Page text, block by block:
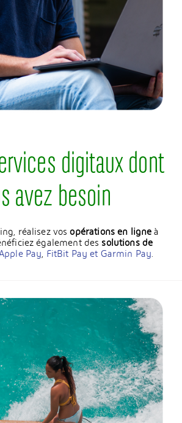
digitaux dont
avez besoin
réalisez vosopérations en ligne à
également des solutions de
Pay, FitBit Pay et Garmin Pay.